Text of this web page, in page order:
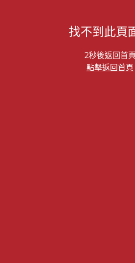
找不到此頁
2秒後返回首頁
點擊返回首頁